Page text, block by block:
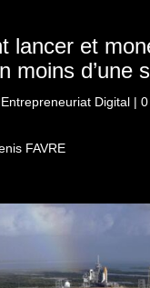
lancer et
moins d’une
Entrepreneuriat Digital|
FAVRE